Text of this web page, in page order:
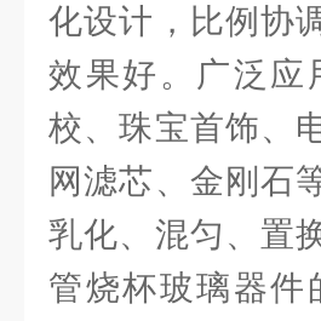
化设计，比例协
效果好。广泛应
校、珠宝首饰、
网滤芯、金刚石
乳化、混匀、置
管烧杯玻璃器件